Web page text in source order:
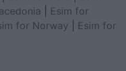
Esim for
for Norway
Esim for